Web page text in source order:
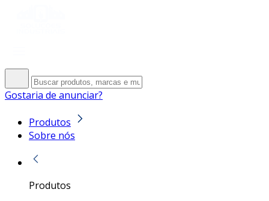
Gostaria de anunciar?
Produtos
Sobre nós
Produtos